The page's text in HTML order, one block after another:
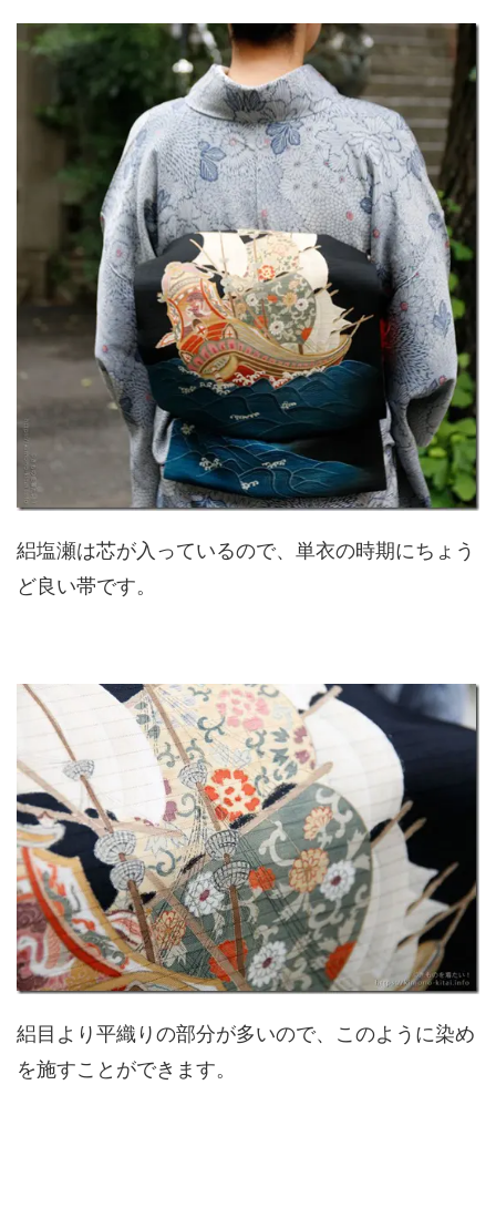
絽塩瀬は芯が入っているので、単衣の時期にちょう
ど良い帯です。
絽目より平織りの部分が多いので、このように染め
を施すことができます。